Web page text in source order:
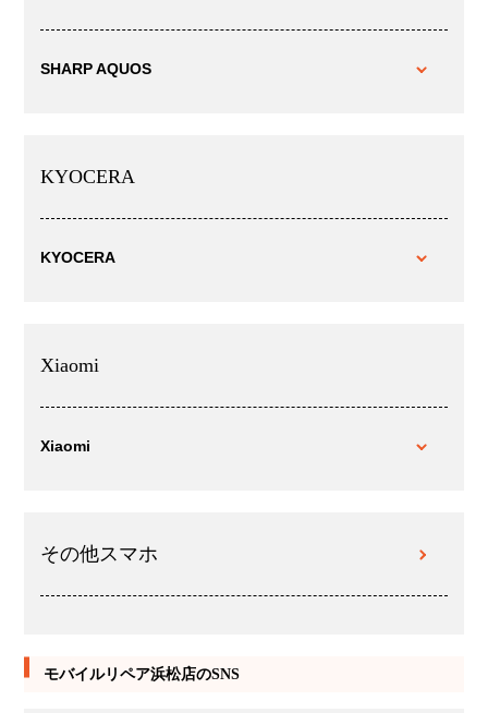
SHARP AQUOS
KYOCERA
KYOCERA
Xiaomi
Xiaomi
その他スマホ
モバイルリペア浜松店のSNS